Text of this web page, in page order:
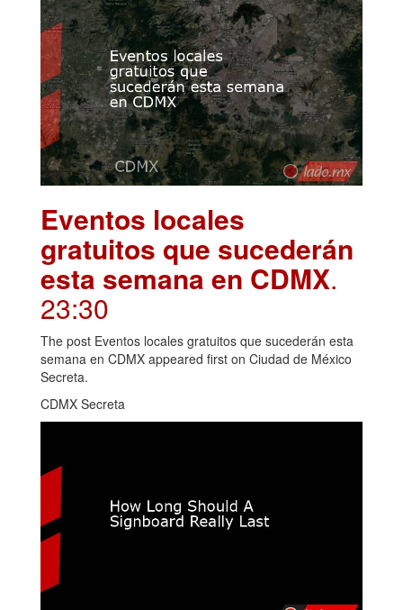
Eventos locales
gratuitos que sucederán
esta semana en CDMX.
23:30
The post Eventos locales gratuitos que sucederán esta
semana en CDMX appeared first on Ciudad de México
Secreta.
CDMX Secreta